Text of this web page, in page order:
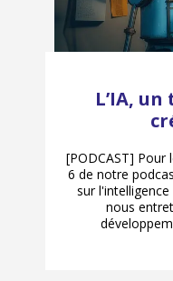
L’IA,
[PODCAST] Pour
6 de notre
sur
nous